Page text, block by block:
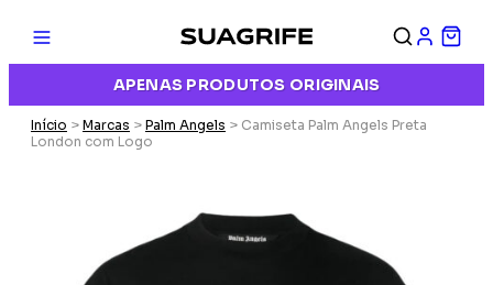
APENAS PRODUTOS ORIGINAIS
Início > Marcas > Palm Angels > Camiseta Palm Angels Preta
London com Logo